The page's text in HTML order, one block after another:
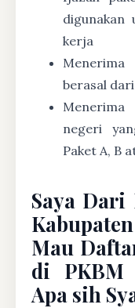
digunakan
kerja
berasal
negeri
Paket A, B
Saya Dari
Mau
di PKBM
Apa sih